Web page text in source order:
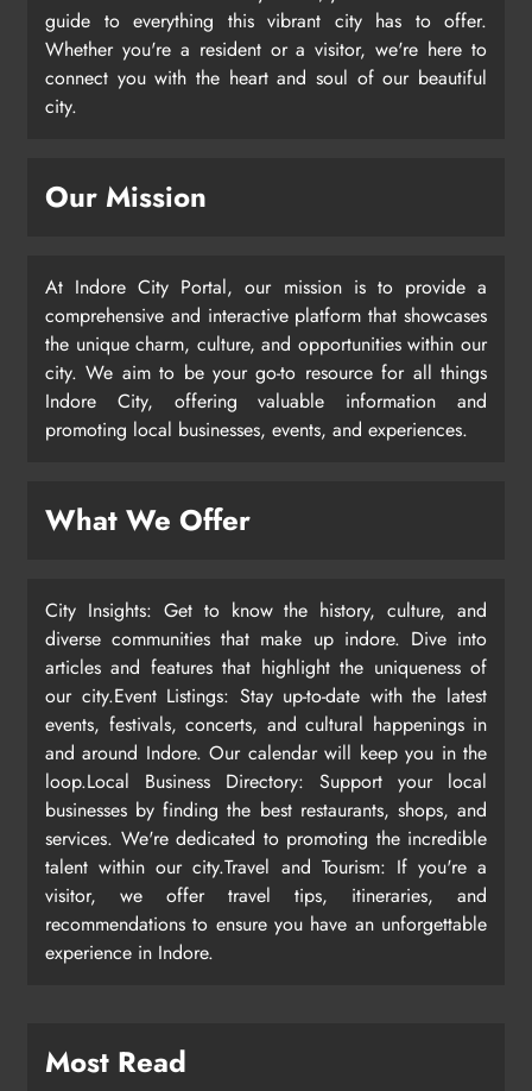
guide to everything this vibrant city has to offer.
Whether you're a resident or a visitor, we're here to
connect you with the heart and soul of our beautiful
city.
Our Mission
At Indore City Portal, our mission is to provide a
comprehensive and interactive platform that showcases
the unique charm, culture, and opportunities within our
city. We aim to be your go-to resource for all things
Indore City, offering valuable information and
promoting local businesses, events, and experiences.
What We Offer
City Insights: Get to know the history, culture, and
diverse communities that make up indore. Dive into
articles and features that highlight the uniqueness of
our city.Event Listings: Stay up-to-date with the latest
events, festivals, concerts, and cultural happenings in
and around Indore. Our calendar will keep you in the
loop.Local Business Directory: Support your local
businesses by finding the best restaurants, shops, and
services. We're dedicated to promoting the incredible
talent within our city.Travel and Tourism: If you're a
visitor, we offer travel tips, itineraries, and
recommendations to ensure you have an unforgettable
experience in Indore.
Most Read